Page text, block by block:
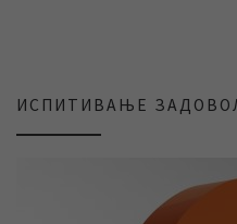
ИСПИТИВАЊЕ